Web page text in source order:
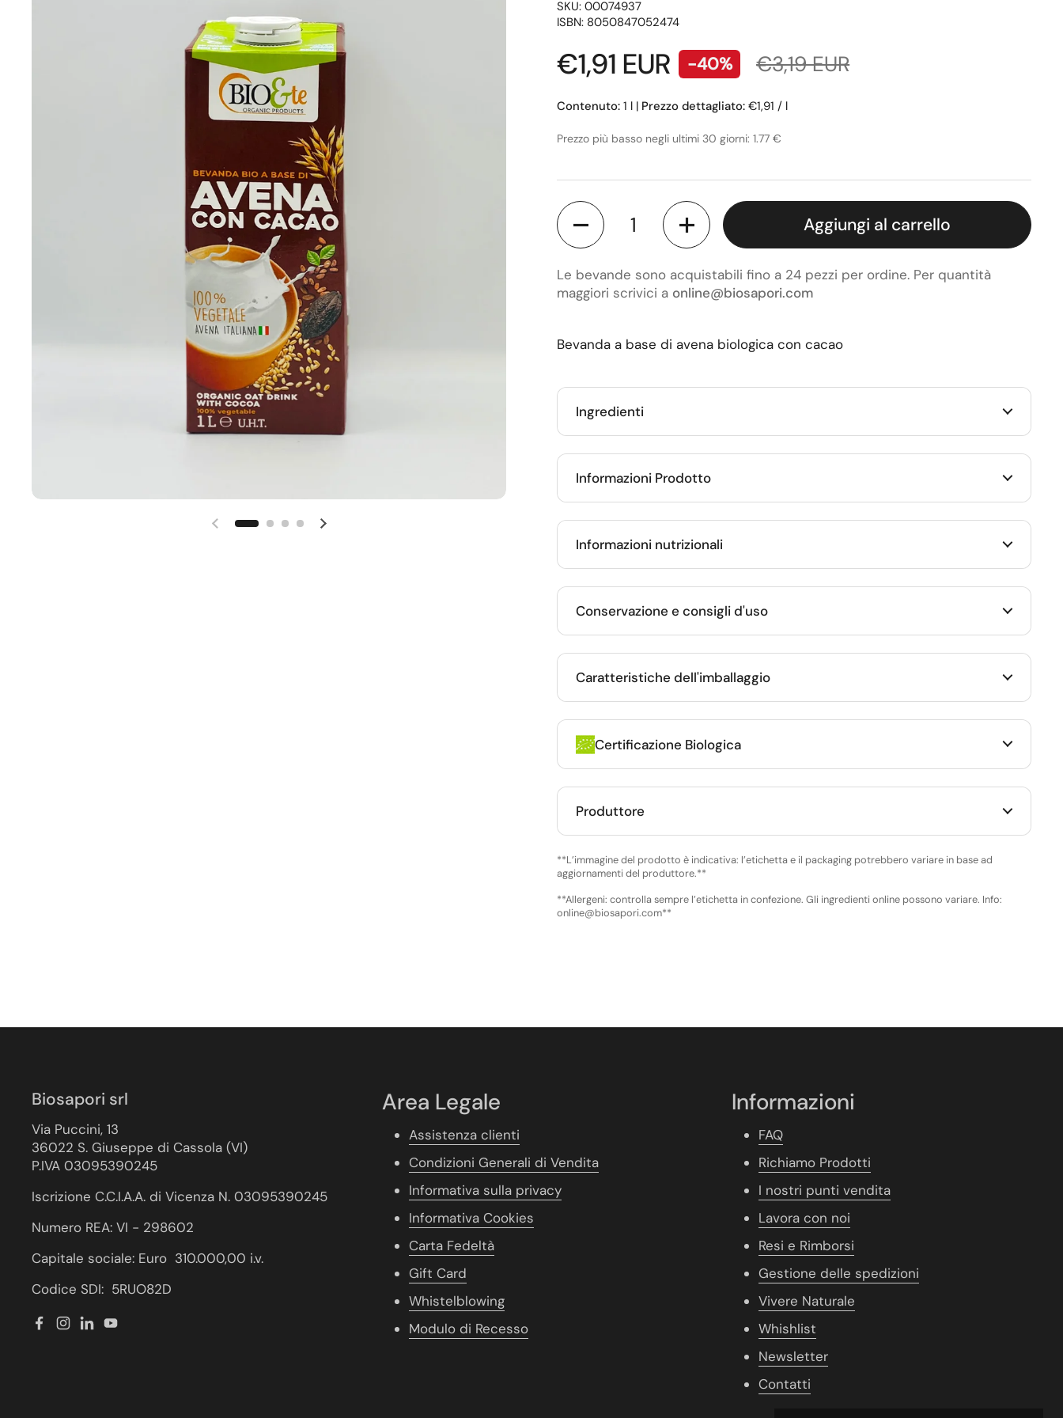
Diapositiva precedenteDiapositiva successiva
SKU: 00074937
ISBN: 8050847052474
Prezzo di listino
€1,91 EUR -40% Prezzo di vendita
€3,19 EUR
Contenuto: 1 l | Prezzo dettagliato: €1,91 / l
Prezzo più basso negli ultimi 30 giorni: 1.77 €
Quantità
Aggiungi al carrello
Le bevande sono acquistabili fino a 24 pezzi per ordine. Per quantità
maggiori scrivici a online@biosapori.com
Bevanda a base di avena biologica con cacao
Ingredienti
Informazioni Prodotto
Informazioni nutrizionali
Conservazione e consigli d'uso
Caratteristiche dell'imballaggio
Certificazione Biologica
Produttore
**L’immagine del prodotto è indicativa: l’etichetta e il packaging potrebbero variare in base ad
aggiornamenti del produttore.**
**Allergeni: controlla sempre l’etichetta in confezione. Gli ingredienti online possono variare. Info:
online@biosapori.com**
Biosapori srl
Via Puccini, 13
36022 S. Giuseppe di Cassola (VI)
P.IVA 03095390245
Iscrizione C.C.I.A.A. di Vicenza N. 03095390245
Numero REA: VI - 298602
Capitale sociale: Euro 310.000,00 i.v.
Codice SDI: 5RUO82D
Facebook
Instagram
LinkedInYouTube
Area Legale
Assistenza clienti
Condizioni Generali di Vendita
Informativa sulla privacy
Informativa Cookies
Carta Fedeltà
Gift Card
Whistelblowing
Modulo di Recesso
Informazioni
FAQ
Richiamo Prodotti
I nostri punti vendita
Lavora con noi
Resi e Rimborsi
Gestione delle spedizioni
Vivere Naturale
Whishlist
Newsletter
Contatti